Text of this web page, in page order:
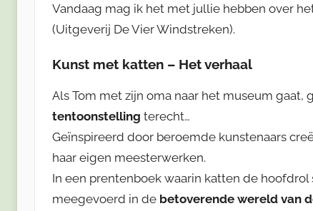
Vandaag mag ik het met jullie hebben over
(Uitgeverij De Vier Windstreken).
Kunst met katten – Het verhaal
Als Tom met zijn oma naar het museum
tentoonstelling terecht…
Geïnspireerd door beroemde kunstenaars
haar eigen meesterwerken.
In een prentenboek waarin katten de
meegevoerd in de betoverende wereld van